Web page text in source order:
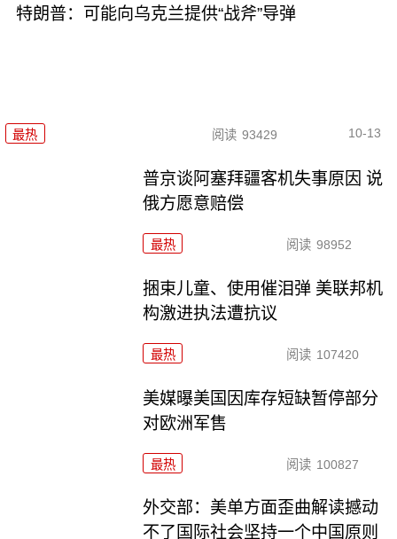
特朗普：可能向乌克兰提供“战斧”导弹
最热 阅读 93429 10-13
普京谈阿塞拜疆客机失事原因 说
俄方愿意赔偿
最热 阅读 98952
捆束儿童、使用催泪弹 美联邦机
构激进执法遭抗议
最热 阅读 107420
美媒曝美国因库存短缺暂停部分
对欧洲军售
最热 阅读 100827
外交部：美单方面歪曲解读撼动
不了国际社会坚持一个中国原则